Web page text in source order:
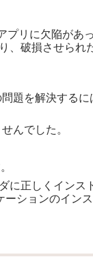
リに欠陥があ
破損させられ
題を解決する
んでした。
に正しくインス
ションのイン